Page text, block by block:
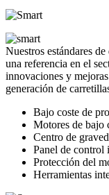
Nuestros estándares
una referencia en el
innovaciones y
generación de
Bajo coste de
Motores de bajo
Centro de
Panel de control
Protección del
Herramientas